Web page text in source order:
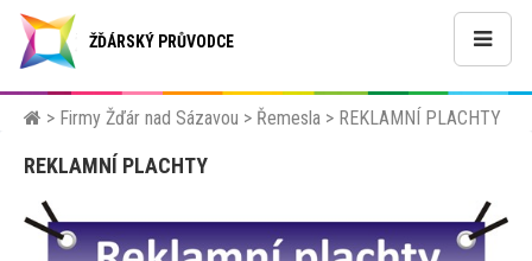
ŽĎÁRSKÝ PRŮVODCE
> Firmy Žďár nad Sázavou > Řemesla > REKLAMNÍ PLACHTY
REKLAMNÍ PLACHTY